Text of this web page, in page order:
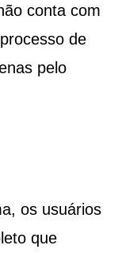
conta com
de
pelo
os usuários
que